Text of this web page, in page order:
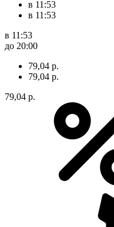
в 11:53
в 11:53
в 11:53
до 20:00
79,04 р.
79,04 р.
79,04 р.